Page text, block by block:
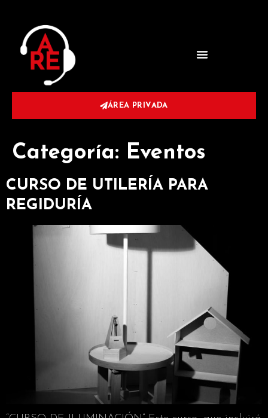
ÁREA PRIVADA
Categoría: Eventos
CURSO DE UTILERÍA PARA
REGIDURÍA